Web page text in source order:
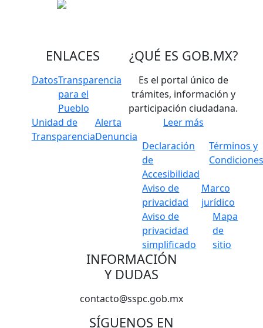
ENLACES
DatosTransparencia
para el
Pueblo
Unidad de
Transparencia
Alerta
Denuncia
¿QUÉ ES GOB.MX?
Es el portal único de
trámites, información y
participación ciudadana.
Leer más
Declaración
de
Accesibilidad
Términos y
Aviso de
privacidad
Marco
jurídico
Aviso de
privacidad
simplificado
Mapa
de
sitio
INFORMACIÓN
Y DUDAS
contacto@sspc.gob.mx
SÍGUENOS EN